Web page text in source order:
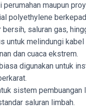
maupun
polyethylene
saluran gas,
untuk melindungi
dan cuaca ekstrem.
digunakan untuk
sistem
saluran limbah.